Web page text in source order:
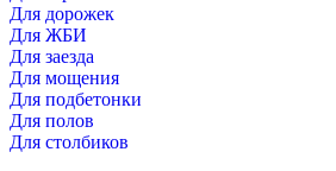
Для дорожек
Для ЖБИ
Для заезда
Для мощения
Для подбетонки
Для полов
Для столбиков